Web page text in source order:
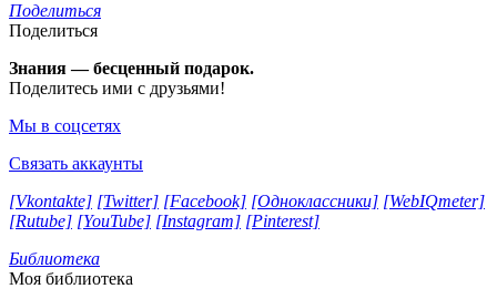
Поделиться
Поделиться
Знания — бесценный подарок.
Поделитесь ими с друзьями!
Мы в соцсетях
Связать аккаунты
[Vkontakte] [Twitter] [Facebook] [Одноклассники] [WebIQmeter]
[Rutube] [YouTube] [Instagram] [Pinterest]
Библиотека
Моя библиотека